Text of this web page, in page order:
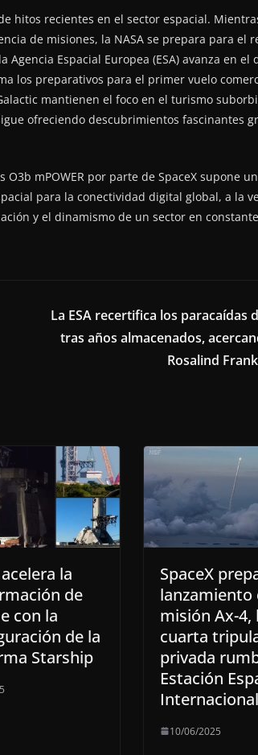
hitos recientes en el sector espacial.
de misiones, la NASA se prepara para el
Espacial Europea (ESA) avanza en el
los preparativos para el primer vuelo
mantienen el foco en el turismo
ofreciendo descubrimientos fascinantes
mPOWER por parte de SpaceX supone
para la conectividad digital global, a la
y el dinamismo de un sector en
La ESA recertifica los paracaídas
tras años almacenados,
Rosalind
la
de
con la
de la
Starship
SpaceX
lanzamiento
misión Ax-4,
cuarta
privada
Estación
Internacional
10/06/2025